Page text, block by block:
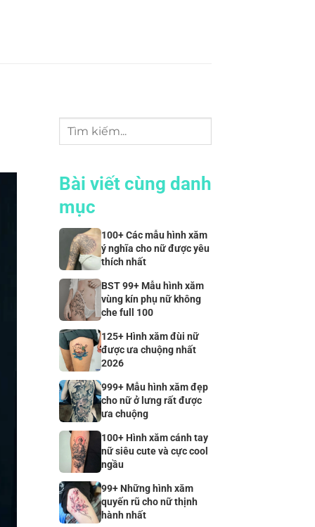
Bài viết cùng danh
mục
100+ Các mẫu hình xăm
ý nghĩa cho nữ được yêu
thích nhất
BST 99+ Mẫu hình xăm
vùng kín phụ nữ không
che full 100
125+ Hình xăm đùi nữ
được ưa chuộng nhất
2026
999+ Mẫu hình xăm đẹp
cho nữ ở lưng rất được
ưa chuộng
100+ Hình xăm cánh tay
nữ siêu cute và cực cool
ngầu
99+ Những hình xăm
quyến rũ cho nữ thịnh
hành nhất